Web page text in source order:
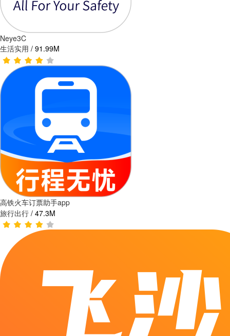
Neye3C
生活实用 / 91.99M
高铁火车订票助手app
旅行出行 / 47.3M